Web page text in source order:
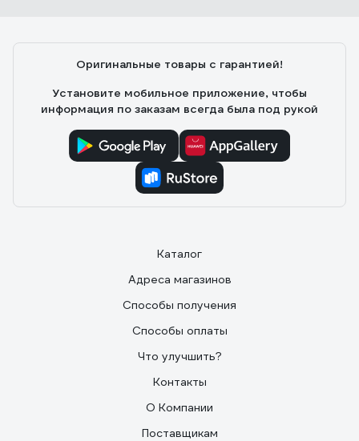
Оригинальные товары с гарантией!
Установите мобильное приложение, чтобы
информация по заказам всегда была под рукой
Каталог
Адреса магазинов
Способы получения
Способы оплаты
Что улучшить?
Контакты
О Компании
Поставщикам